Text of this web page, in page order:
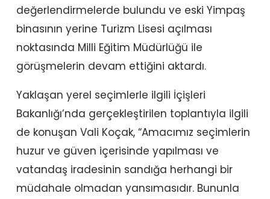
değerlendirmelerde bulundu ve eski Yimpaş
binasının yerine Turizm Lisesi açılması
noktasında Milli Eğitim Müdürlüğü ile
görüşmelerin devam ettiğini aktardı.
Yaklaşan yerel seçimlerle ilgili İçişleri
Bakanlığı’nda gerçekleştirilen toplantıyla ilgili
de konuşan Vali Koçak, “Amacımız seçimlerin
huzur ve güven içerisinde yapılması ve
vatandaş iradesinin sandığa herhangi bir
müdahale olmadan yansımasıdır. Bununla